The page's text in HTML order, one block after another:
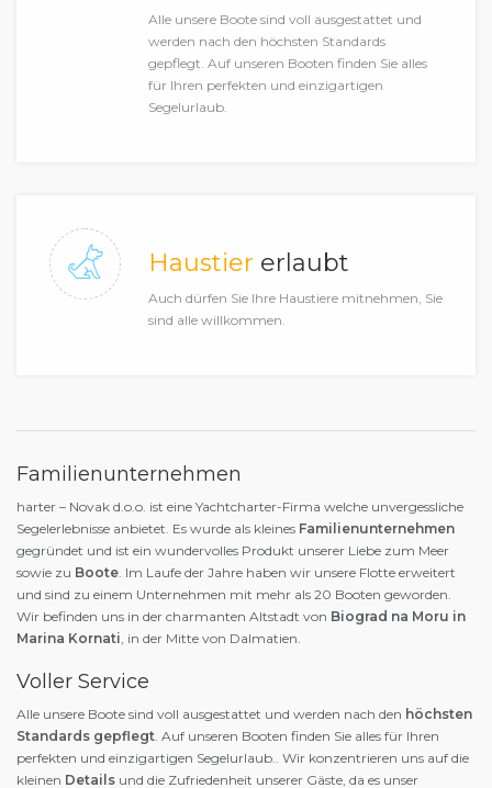
Alle unsere Boote sind voll ausgestattet und
werden nach den höchsten Standards
gepflegt. Auf unseren Booten finden Sie alles
für Ihren perfekten und einzigartigen
Segelurlaub.
Haustier erlaubt
Auch dürfen Sie Ihre Haustiere mitnehmen, Sie
sind alle willkommen.
Familienunternehmen
harter – Novak d.o.o. ist eine Yachtcharter-Firma welche unvergessliche
Segelerlebnisse anbietet. Es wurde als kleines Familienunternehmen
gegründet und ist ein wundervolles Produkt unserer Liebe zum Meer
sowie zu Boote. Im Laufe der Jahre haben wir unsere Flotte erweitert
und sind zu einem Unternehmen mit mehr als 20 Booten geworden.
Wir befinden uns in der charmanten Altstadt von Biograd na Moru in
Marina Kornati, in der Mitte von Dalmatien.
Voller Service
Alle unsere Boote sind voll ausgestattet und werden nach den höchsten
Standards gepflegt. Auf unseren Booten finden Sie alles für Ihren
perfekten und einzigartigen Segelurlaub.. Wir konzentrieren uns auf die
kleinen Details und die Zufriedenheit unserer Gäste, da es unser